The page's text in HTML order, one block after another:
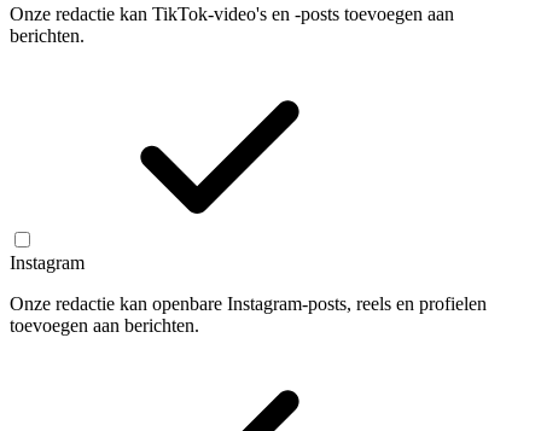
Onze redactie kan TikTok-video's en -posts toevoegen aan
berichten.
Instagram
Onze redactie kan openbare Instagram-posts, reels en profielen
toevoegen aan berichten.